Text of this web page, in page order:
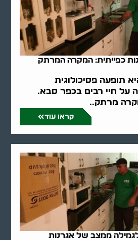
כפייתית: המקרה המרתק
תופעה פסיכולוגית
על חיי רבים בכפר סבא.
מרתק..
קראו עוד
ממצב של אגרנות